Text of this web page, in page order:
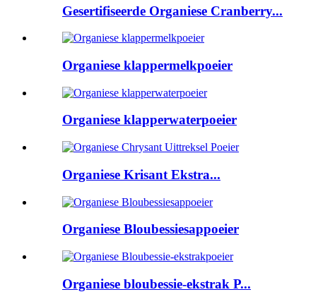
Gesertifiseerde Organiese Cranberry...
Organiese klappermelkpoeier
Organiese klapperwaterpoeier
Organiese Krisant Ekstra...
Organiese Bloubessiesappoeier
Organiese bloubessie-ekstrak P...